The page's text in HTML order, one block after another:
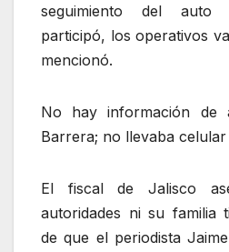
seguimiento del auto
participó, los operativos
mencionó.
No hay información de
Barrera; no llevaba celular
El fiscal de Jalisco
autoridades ni su familia
de que el periodista